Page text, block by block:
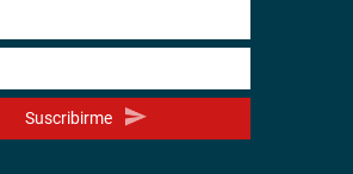
Suscribirme